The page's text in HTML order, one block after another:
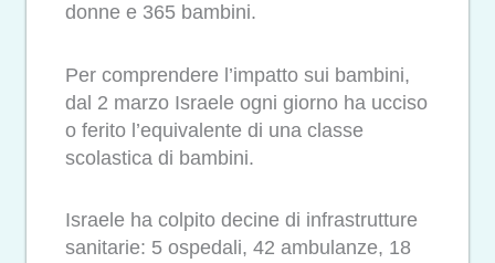
donne e 365 bambini.
Per comprendere l’impatto sui bambini,
dal 2 marzo Israele ogni giorno ha ucciso
o ferito l’equivalente di una classe
scolastica di bambini.
Israele ha colpito decine di infrastrutture
sanitarie: 5 ospedali, 42 ambulanze, 18